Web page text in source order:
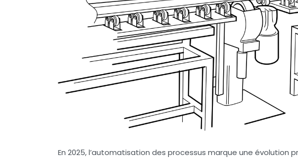
En 2025, l’automatisation des processus marque une évolution